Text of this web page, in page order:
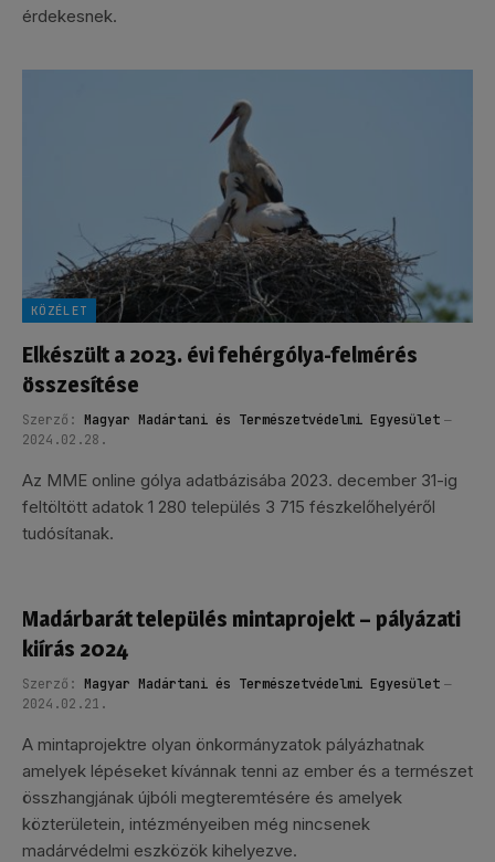
érdekesnek.
KÖZÉLET
Elkészült a 2023. évi fehérgólya-felmérés
összesítése
Szerző: Magyar Madártani és Természetvédelmi Egyesület
2024.02.28.
Az MME online gólya adatbázisába 2023. december 31-ig
feltöltött adatok 1 280 település 3 715 fészkelőhelyéről
tudósítanak.
Madárbarát település mintaprojekt – pályázati
kiírás 2024
Szerző: Magyar Madártani és Természetvédelmi Egyesület
2024.02.21.
A mintaprojektre olyan önkormányzatok pályázhatnak
amelyek lépéseket kívánnak tenni az ember és a természet
összhangjának újbóli megteremtésére és amelyek
közterületein, intézményeiben még nincsenek
madárvédelmi eszközök kihelyezve.